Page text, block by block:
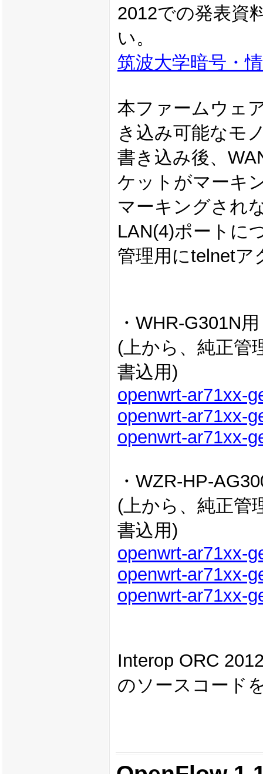
2012での発表資
い。
筑波大学暗号・
本ファームウェ
き込み可能なモ
書き込み後、
ケットがマーキ
マーキングされ
LAN(4)ポートに
管理用にtelnetア
・WHR-G301N用
(上から、純正管
書込用)
openwrt-ar71xx-
openwrt-ar71xx-
openwrt-ar71xx-
・WZR-HP-
(上から、純正管
書込用)
openwrt-ar71xx-
openwrt-ar71xx-
openwrt-ar71xx-
Interop ORC
のソースコード